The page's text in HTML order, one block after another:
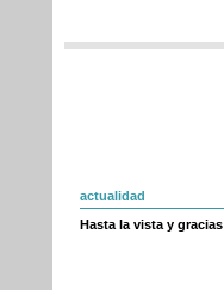
actualidad
Hasta la vista y gracias